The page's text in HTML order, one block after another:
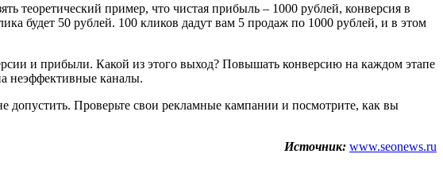
теоретический пример, что чистая прибыль – 1000 рублей, конверсия в
будет 50 рублей. 100 кликов дадут вам 5 продаж по 1000 рублей, и в этом
и прибыли. Какой из этого выход? Повышать конверсию на каждом этапе
неэффективные каналы.
допустить. Проверьте свои рекламные кампании и посмотрите, как вы
Источник: www.seonews.ru